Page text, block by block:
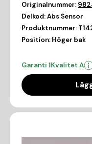
Originalnummer:
Delkod:Abs Sensor
Produktnummer:
Position: Höger bak
Garanti 1Kvalitet A